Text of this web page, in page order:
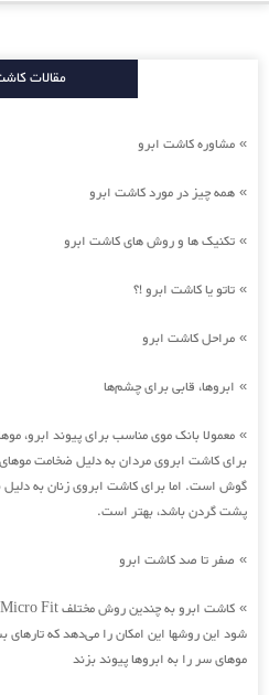
مقالات
» مشاوره کاشت ابرو
» همه چیز در مورد کاشت ابرو
» تکنیک ها و روش های کاشت ابرو
» تاتو یا کاشت ابرو !؟
» مراحل کاشت ابرو
» ابروها، قابی برای چشم‌ها
» معمولا بانک موی مناسب برای پیوند
برای کاشت ابروی مردان به دلیل ضخامت
گوش است. اما برای کاشت ابروی زنان به
پشت گردن باشد، بهتر است.
» صفر تا صد کاشت ابرو
»
شود این روشها این امکان را می‌دهد که
موهای سر را به ابروها پیوند بزند